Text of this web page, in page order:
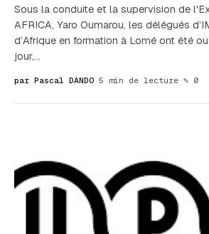
Sous la conduite et la supervision de
AFRICA, Yaro Oumarou, les délégués
d’Afrique en formation à Lomé ont été
jour,…
par Pascal DANDO · 5 min de lecture · ✎ 0